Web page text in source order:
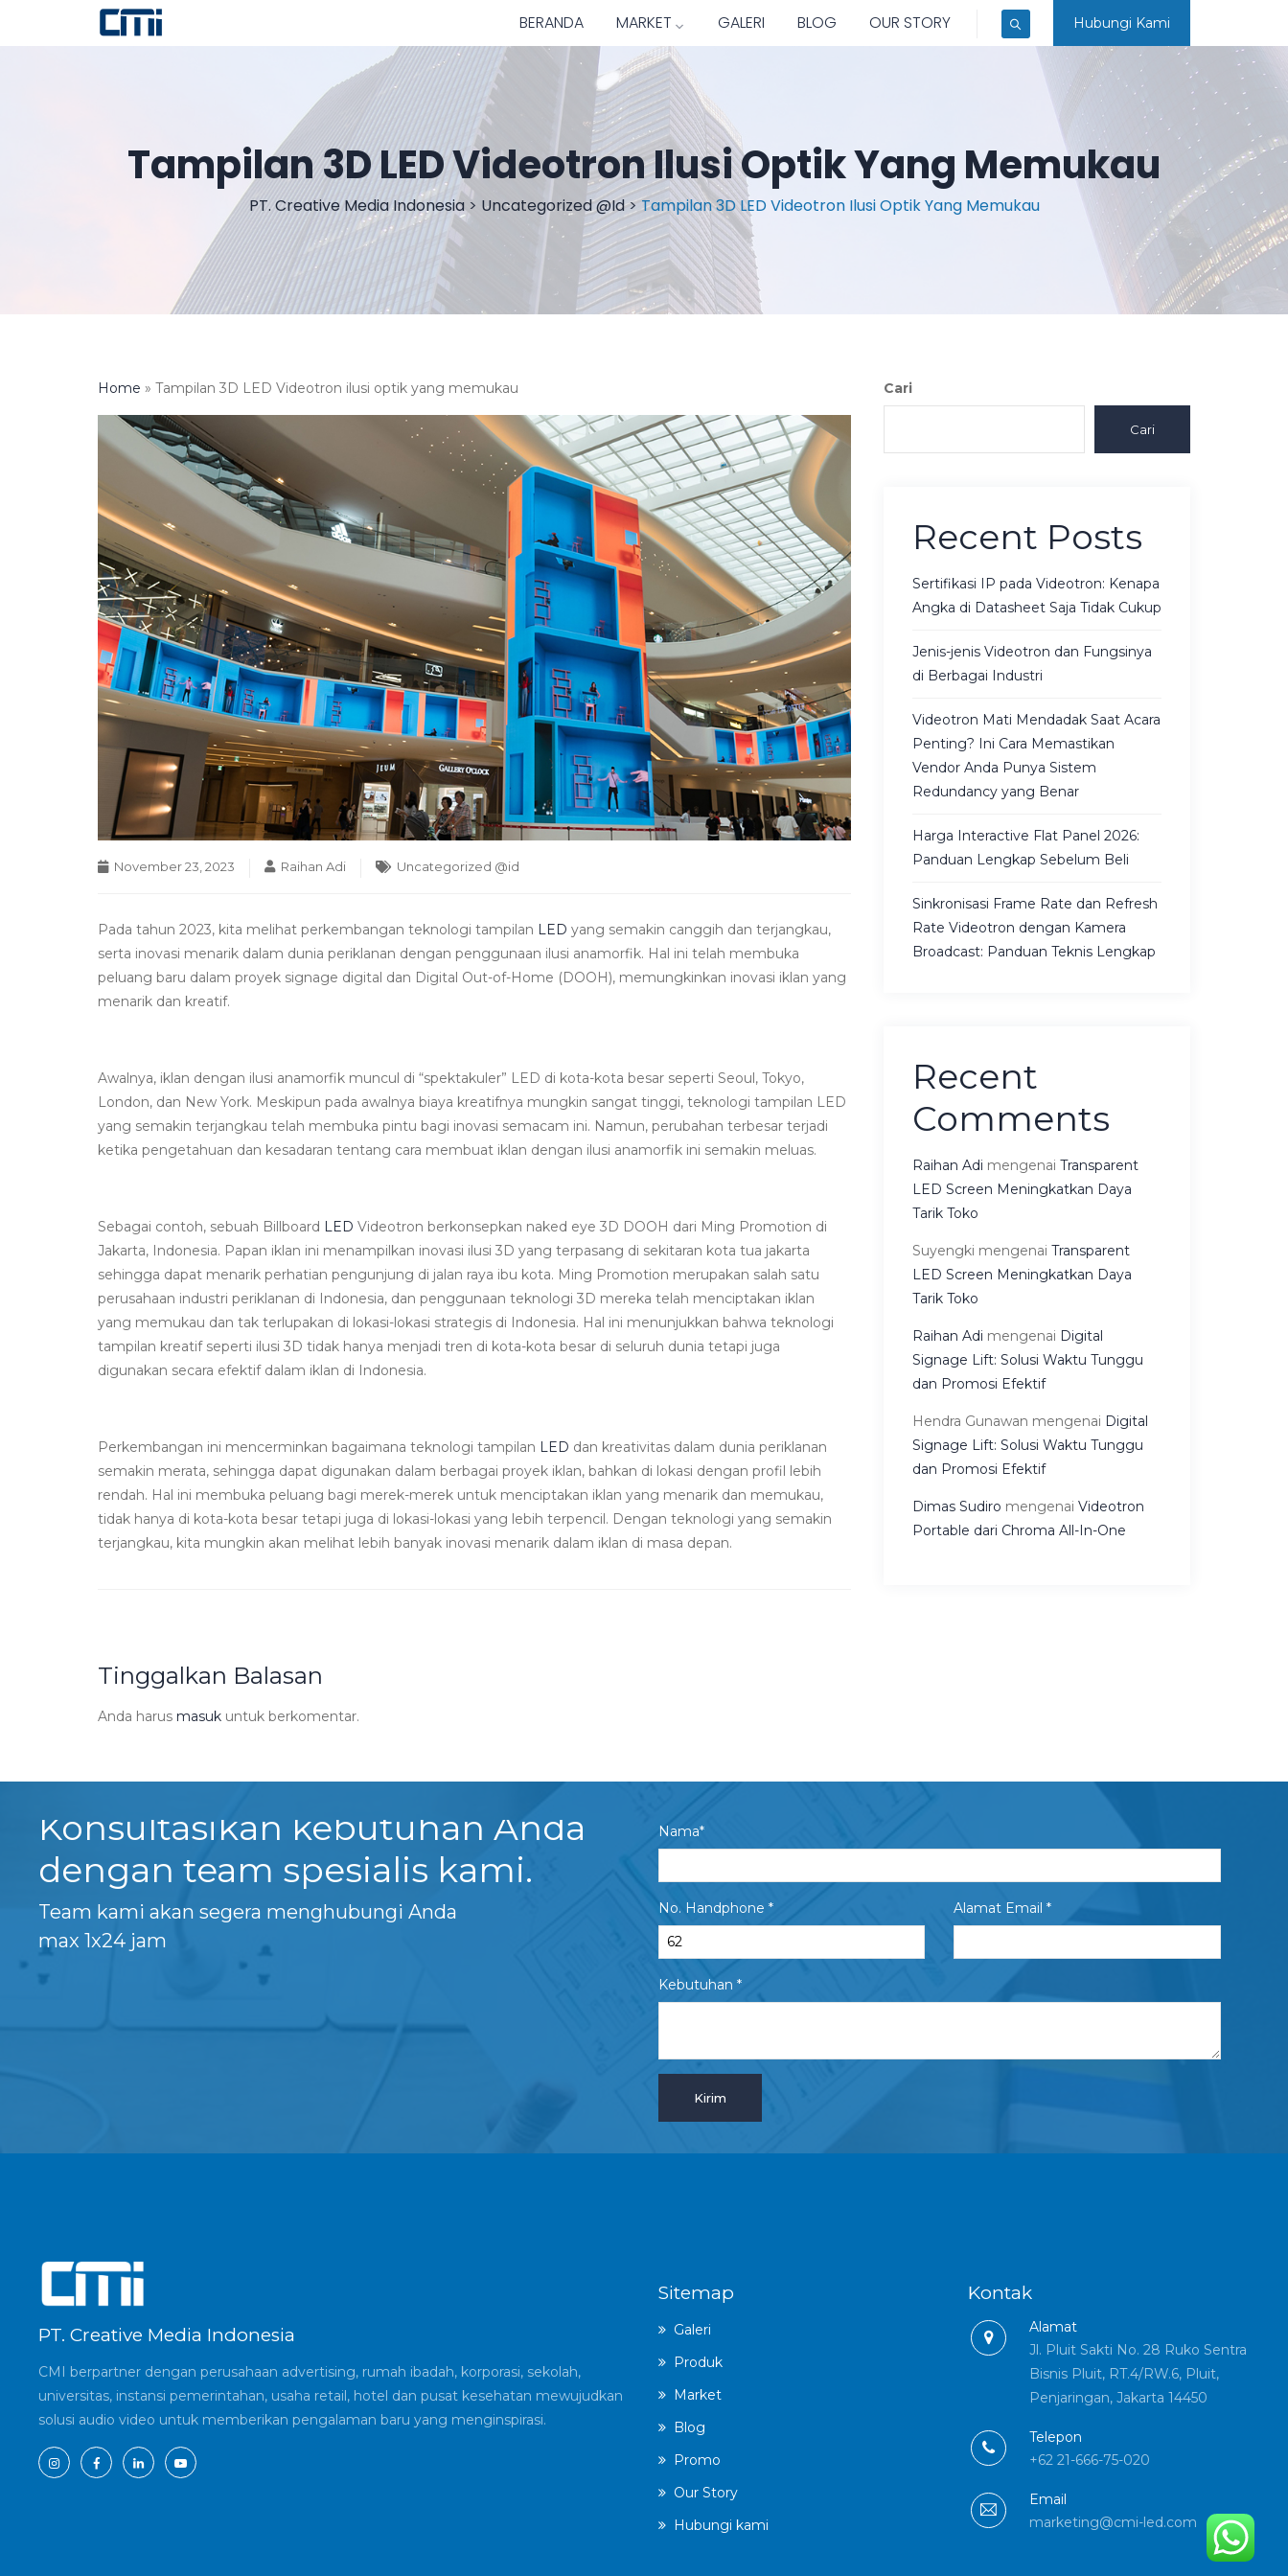
Hubungi Kami
BERANDA MARKET GALERI BLOG OUR STORY
Tampilan 3D LED Videotron Ilusi Optik Yang Memukau
PT. Creative Media Indonesia> Uncategorized @id>Tampilan 3D LED Videotron Ilusi Optik Yang Memukau
Home » Tampilan 3D LED Videotron ilusi optik yang memukau
November 23, 2023 Raihan Adi Uncategorized @id
Pada tahun 2023, kita melihat perkembangan teknologi tampilan LED yang semakin canggih dan terjangkau,
serta inovasi menarik dalam dunia periklanan dengan penggunaan ilusi anamorfik. Hal ini telah membuka
peluang baru dalam proyek signage digital dan Digital Out-of-Home (DOOH), memungkinkan inovasi iklan yang
menarik dan kreatif.
Awalnya, iklan dengan ilusi anamorfik muncul di “spektakuler” LED di kota-kota besar seperti Seoul, Tokyo,
London, dan New York. Meskipun pada awalnya biaya kreatifnya mungkin sangat tinggi, teknologi tampilan LED
yang semakin terjangkau telah membuka pintu bagi inovasi semacam ini. Namun, perubahan terbesar terjadi
ketika pengetahuan dan kesadaran tentang cara membuat iklan dengan ilusi anamorfik ini semakin meluas.
Sebagai contoh, sebuah Billboard LED Videotron berkonsepkan naked eye 3D DOOH dari Ming Promotion di
Jakarta, Indonesia. Papan iklan ini menampilkan inovasi ilusi 3D yang terpasang di sekitaran kota tua jakarta
sehingga dapat menarik perhatian pengunjung di jalan raya ibu kota. Ming Promotion merupakan salah satu
perusahaan industri periklanan di Indonesia, dan penggunaan teknologi 3D mereka telah menciptakan iklan
yang memukau dan tak terlupakan di lokasi-lokasi strategis di Indonesia. Hal ini menunjukkan bahwa teknologi
tampilan kreatif seperti ilusi 3D tidak hanya menjadi tren di kota-kota besar di seluruh dunia tetapi juga
digunakan secara efektif dalam iklan di Indonesia.
Perkembangan ini mencerminkan bagaimana teknologi tampilan LED dan kreativitas dalam dunia periklanan
semakin merata, sehingga dapat digunakan dalam berbagai proyek iklan, bahkan di lokasi dengan profil lebih
rendah. Hal ini membuka peluang bagi merek-merek untuk menciptakan iklan yang menarik dan memukau,
tidak hanya di kota-kota besar tetapi juga di lokasi-lokasi yang lebih terpencil. Dengan teknologi yang semakin
terjangkau, kita mungkin akan melihat lebih banyak inovasi menarik dalam iklan di masa depan.
Tinggalkan Balasan
Anda harus masuk untuk berkomentar.
Cari
Cari
Recent Posts
Sertifikasi IP pada Videotron: Kenapa
Angka di Datasheet Saja Tidak Cukup
Jenis-jenis Videotron dan Fungsinya
di Berbagai Industri
Videotron Mati Mendadak Saat Acara
Penting? Ini Cara Memastikan
Vendor Anda Punya Sistem
Redundancy yang Benar
Harga Interactive Flat Panel 2026:
Panduan Lengkap Sebelum Beli
Sinkronisasi Frame Rate dan Refresh
Rate Videotron dengan Kamera
Broadcast: Panduan Teknis Lengkap
Recent
Comments
Raihan Adi mengenaiTransparent
LED Screen Meningkatkan Daya
Tarik Toko
Suyengki mengenaiTransparent
LED Screen Meningkatkan Daya
Tarik Toko
Raihan Adi mengenai Digital
Signage Lift: Solusi Waktu Tunggu
dan Promosi Efektif
Hendra Gunawan mengenai Digital
Signage Lift: Solusi Waktu Tunggu
dan Promosi Efektif
Dimas Sudiro mengenaiVideotron
Portable dari Chroma All-In-One
Konsultasikan kebutuhan Anda
dengan team spesialis kami.
Team kami akan segera menghubungi Anda
max 1x24 jam
Nama*
No. Handphone * Alamat Email *
Kebutuhan *
PT. Creative Media Indonesia
CMI berpartner dengan perusahaan advertising, rumah ibadah, korporasi, sekolah,
universitas, instansi pemerintahan, usaha retail, hotel dan pusat kesehatan mewujudkan
solusi audio video untuk memberikan pengalaman baru yang menginspirasi.
Sitemap
Galeri
Produk
Market
Blog
Promo
Our Story
Hubungi kami
Kontak
Alamat
Jl. Pluit Sakti No. 28 Ruko Sentra
Bisnis Pluit, RT.4/RW.6, Pluit,
Penjaringan, Jakarta 14450
Telepon
+62 21-666-75-020
Email
marketing@cmi-led.com